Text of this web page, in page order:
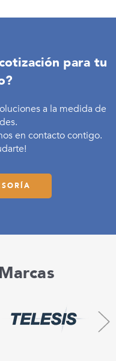
para tu
a la medida de
en contacto contigo.